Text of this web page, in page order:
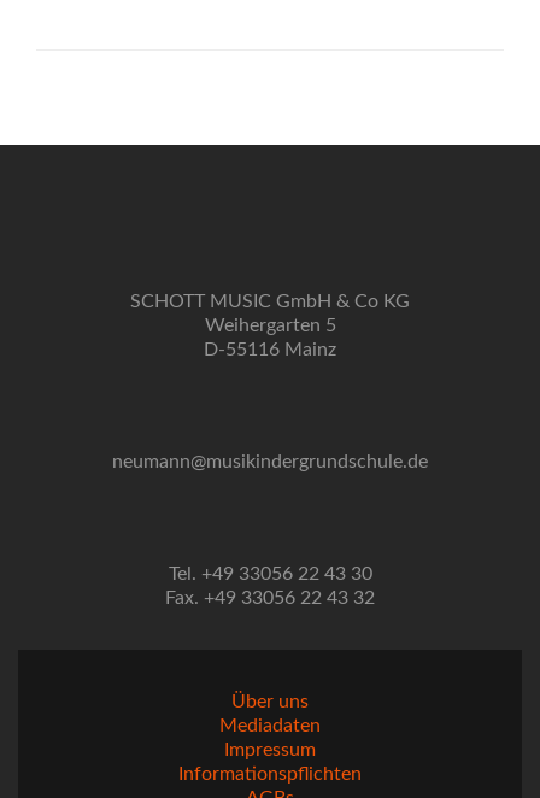
SCHOTT MUSIC GmbH & Co KG
Weihergarten 5
D-55116 Mainz
neumann@musikindergrundschule.de
Tel. +49 33056 22 43 30
Fax. +49 33056 22 43 32
Über uns
Mediadaten
Impressum
Informationspflichten